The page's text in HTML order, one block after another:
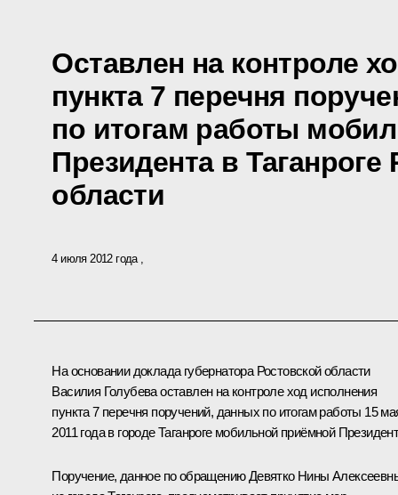
Оставлен на контроле
пункта 7 перечня
по итогам работы
Президента в Таганроге
области
4 июля 2012 года
На основании доклада губернатора Ростовской области
Василия Голубева оставлен на контроле ход исполнения
пункта 7 перечня поручений, данных по итогам работы 15
2011 года в городе Таганроге мобильной приёмной
Поручение, данное по обращению Девятко Нины